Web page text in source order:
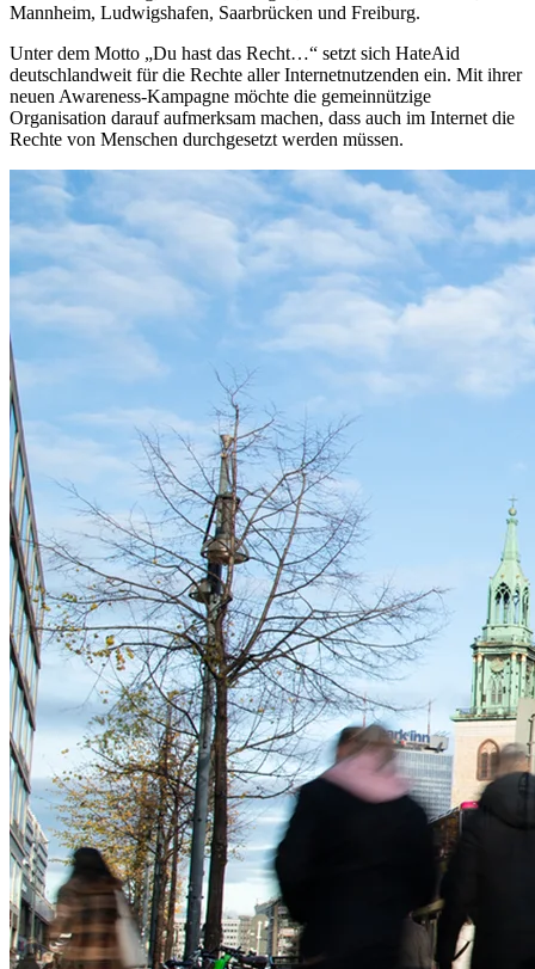
Mannheim, Ludwigshafen, Saarbrücken und Freiburg.
Unter dem Motto „Du hast das Recht…“ setzt sich HateAid
deutschlandweit für die Rechte aller Internetnutzenden ein. Mit ihrer
neuen Awareness-Kampagne möchte die gemeinnützige
Organisation darauf aufmerksam machen, dass auch im Internet die
Rechte von Menschen durchgesetzt werden müssen.